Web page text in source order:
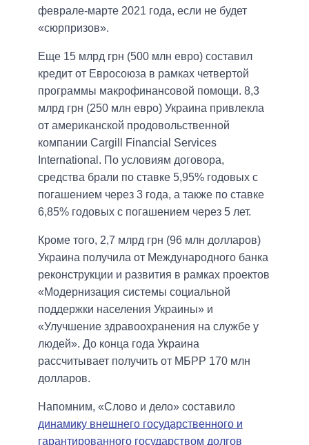
феврале-марте 2021 года, если не будет
«сюрпризов».
Еще 15 млрд грн (500 млн евро) составил
кредит от Евросоюза в рамках четвертой
программы макрофинансовой помощи. 8,3
млрд грн (250 млн евро) Украина привлекла
от американской продовольственной
компании Cargill Financial Services
International. По условиям договора,
средства брали по ставке 5,95% годовых с
погашением через 3 года, а также по ставке
6,85% годовых с погашением через 5 лет.
Кроме того, 2,7 млрд грн (96 млн долларов)
Украина получила от Международного банка
реконструкции и развития в рамках проектов
«Модернизация системы социальной
поддержки населения Украины» и
«Улучшение здравоохранения на службе у
людей». До конца года Украина
рассчитывает получить от МБРР 170 млн
долларов.
Напомним, «Слово и дело» составило
динамику внешнего государственного и
гарантированного государством долгов